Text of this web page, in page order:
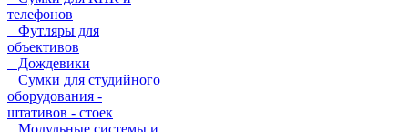
телефонов
Футляры для
объективов
Дождевики
Сумки для студийного
оборудования -
штативов - стоек
Модульные системы и